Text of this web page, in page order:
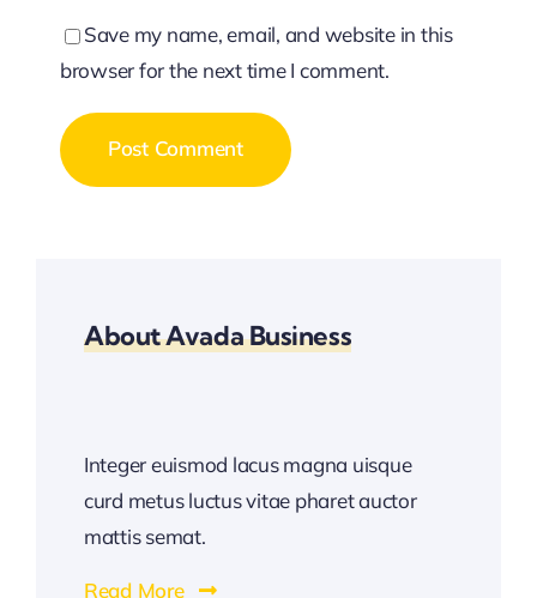
Save my name, email, and website in this
browser for the next time I comment.
About Avada Business
Integer euismod lacus magna uisque
curd metus luctus vitae pharet auctor
mattis semat.
Read More